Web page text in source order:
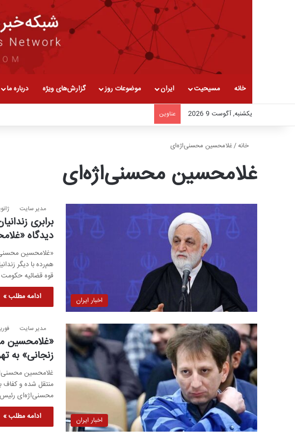
خانه مسیحیت ایران موضوعات روز گزارش‌های ویژه درباره ما
یکشنبه, آگوست 9 2026 عناوین
خانه/غلامحسین محسنی‌اژه‌ای
غلامحسین محسنی‌اژه‌ای
اخبار ایران
مدیر سایت ژانویه
برابری
دیدگاه
«غلامحسین
هم‌رده با دیگر
قوه قضائیه حکومت
ادامه مطلب »
اخبار ایران
مدیر سایت فوریه
«غلامحسین
زنجانی» به
غلامحسین
منتقل شده و
محسنی‌اژه‌ای
ادامه مطلب »